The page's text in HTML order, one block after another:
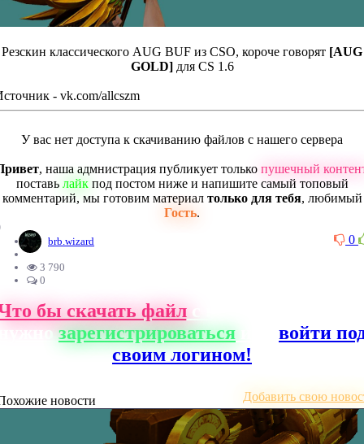
Резскин классического AUG BUF из CSO, короче говорят [AUG
GOLD]для CS 1.6
- vk.com/allcszm
У вас нет доступа к скачиванию файлов с нашего сервера
, наша адмнистрация публикует только пушечный
поставь лайкпод постом ниже и напишите самый топовый
комментарий, мы готовим материал только для тебя, любимый
Гость.
0
brb.wizard
3 790
0
бы скачать файлс нашего сайта,
зарегистрироваться
войти
своим логином!
новости Добавить свою